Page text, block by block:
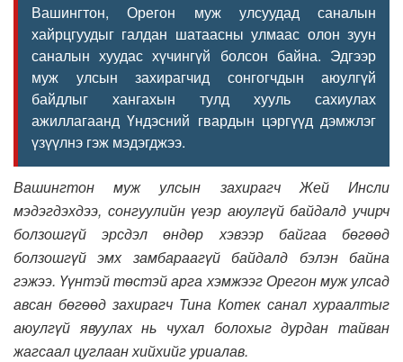
Вашингтон, Орегон муж улсуудад саналын
хайрцгуудыг галдан шатаасны улмаас олон зуун
саналын хуудас хүчингүй болсон байна. Эдгээр
муж улсын захирагчид сонгогчдын аюулгүй
байдлыг хангахын тулд хууль сахиулах
ажиллагаанд Үндэсний гвардын цэргүүд дэмжлэг
үзүүлнэ гэж мэдэгджээ.
Вашингтон муж улсын захирагч Жей Инсли
мэдэгдэхдээ, сонгуулийн үеэр аюулгүй байдалд учирч
болзошгүй эрсдэл өндөр хэвээр байгаа бөгөөд
болзошгүй эмх замбараагүй байдалд бэлэн байна
гэжээ. Үүнтэй төстэй арга хэмжээг Орегон муж улсад
авсан бөгөөд захирагч Тина Котек санал хураалтыг
аюулгүй явуулах нь чухал болохыг дурдан тайван
жагсаал цуглаан хийхийг уриалав.